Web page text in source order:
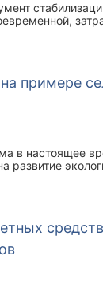
по
примере
в настоящее
развитие
и другие